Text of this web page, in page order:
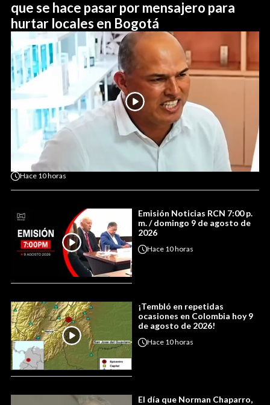
que se hace pasar por mensajero para
hurtar locales en Bogotá
Hace 10 horas
Emisión Noticias RCN 7:00 p.
m. / domingo 9 de agosto de
2026
Hace 10 horas
¡Tembló en repetidas
ocasiones en Colombia hoy 9
de agosto de 2026!
Hace 10 horas
El día que Norman Chaparro,